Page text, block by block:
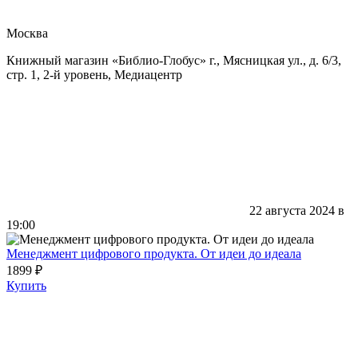
Москва
Книжный магазин «Библио-Глобус» г., Мясницкая ул., д. 6/3,
стр. 1, 2-й уровень, Медиацентр
22 августа 2024 в
19:00
Менеджмент цифрового продукта. От идеи до идеала
1899 ₽
Купить